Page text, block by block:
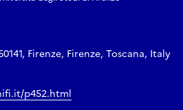
Firenze, Firenze, Toscana, Italy
p452.html